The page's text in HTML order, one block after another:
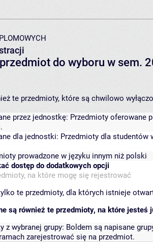
do wyboru w sem.
te przedmioty, które są chwilowo
przez jednostkę: Przedmioty oferowane
dla jednostki: Przedmioty dla studentów
prowadzone w języku innym niż polski
dostęp do dodatkowych opcji
na które mogę się rejestrować
te przedmioty, dla których istnieje
są również te przedmioty, na które jesteś
z wybranej grupy: Boldem są napisane
zarejestrować się na przedmiot.